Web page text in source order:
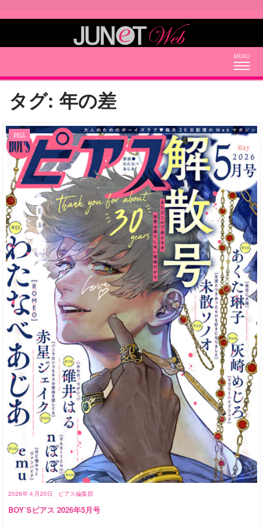
タグ: 年の差
2026年４月20日 ピアス編集部
雑誌
BOY’Sピアス 2026年5月号